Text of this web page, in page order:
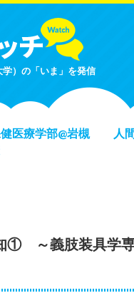
）の「いま」を発信
医療学部@岩槻 人
① ～義肢装具学